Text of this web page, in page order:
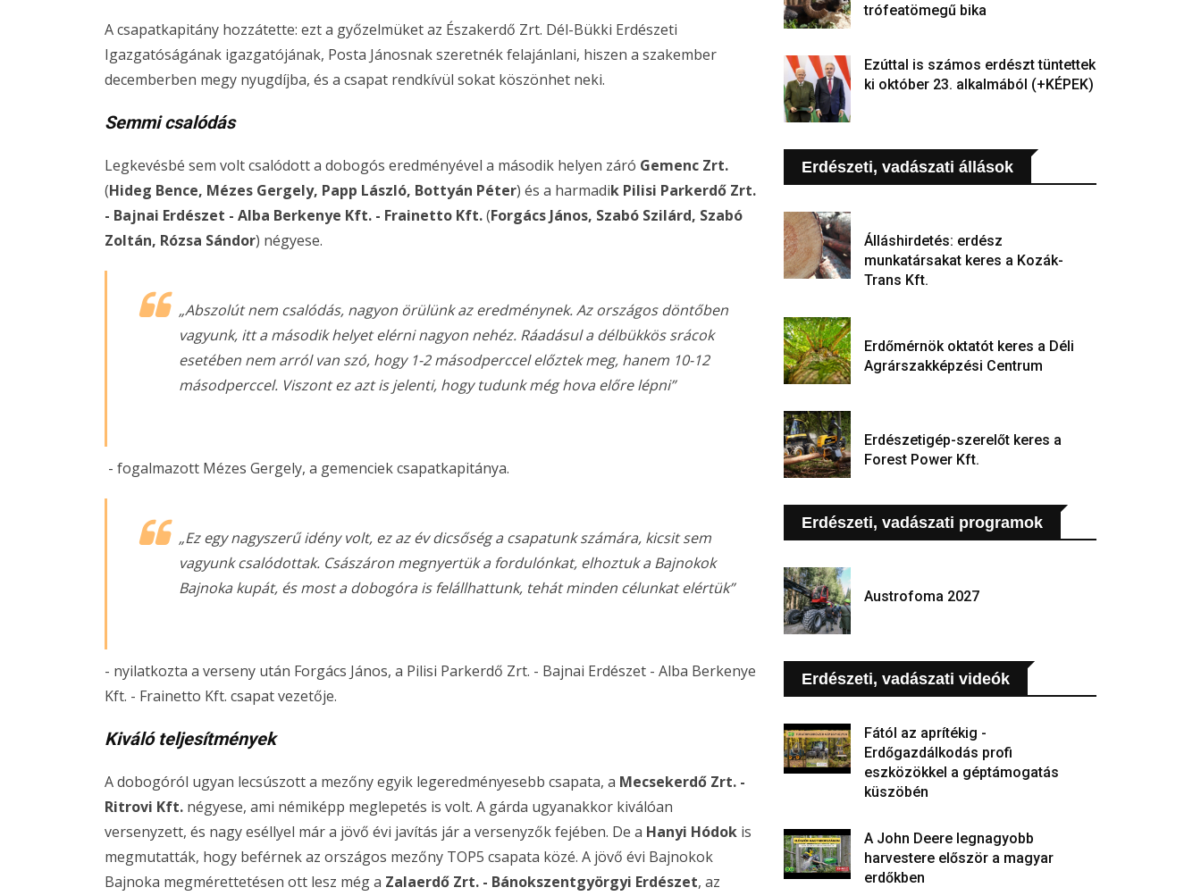
A csapatkapitány hozzátette: ezt a győzelmüket az Északerdő Zrt. Dél-Bükki Erdészeti
Igazgatóságának igazgatójának, Posta Jánosnak szeretnék felajánlani, hiszen a szakember
decemberben megy nyugdíjba, és a csapat rendkívül sokat köszönhet neki.
Semmi csalódás
Legkevésbé sem volt csalódott a dobogós eredményével a második helyen záró Gemenc Zrt.
(Hideg Bence, Mézes Gergely, Papp László, Bottyán Péter) és a harmadik Pilisi Parkerdő Zrt.
- Bajnai Erdészet - Alba Berkenye Kft. - Frainetto Kft.(Forgács János, Szabó Szilárd, Szabó
Zoltán, Rózsa Sándor) négyese.
„Abszolút nem csalódás, nagyon örülünk az eredménynek. Az országos döntőben
vagyunk, itt a második helyet elérni nagyon nehéz. Ráadásul a délbükkös srácok
esetében nem arról van szó, hogy 1-2 másodperccel előztek meg, hanem 10-12
másodperccel. Viszont ez azt is jelenti, hogy tudunk még hova előre lépni”
- fogalmazott Mézes Gergely, a gemenciek csapatkapitánya.
„Ez egy nagyszerű idény volt, ez az év dicsőség a csapatunk számára, kicsit sem
vagyunk csalódottak. Császáron megnyertük a fordulónkat, elhoztuk a Bajnokok
Bajnoka kupát, és most a dobogóra is felállhattunk, tehát minden célunkat elértük”
- nyilatkozta a verseny után Forgács János, a Pilisi Parkerdő Zrt. - Bajnai Erdészet - Alba Berkenye
Kft. - Frainetto Kft. csapat vezetője.
Kiváló teljesítmények
A dobogóról ugyan lecsúszott a mezőny egyik legeredményesebb csapata, a Mecsekerdő Zrt. -
Ritrovi Kft. négyese, ami némiképp meglepetés is volt. A gárda ugyanakkor kiválóan
versenyzett, és nagy eséllyel már a jövő évi javítás jár a versenyzők fejében. De a Hanyi Hódok is
megmutatták, hogy beférnek az országos mezőny TOP5 csapata közé. A jövő évi Bajnokok
Bajnoka megmérettetésen ott lesz még a Zalaerdő Zrt. - Bánokszentgyörgyi Erdészet, az
trófeatömegű bika
Ezúttal is számos erdészt tüntettek
ki október 23. alkalmából (+KÉPEK)
Erdészeti, vadászati állások
Álláshirdetés: erdész
munkatársakat keres a Kozák-
Trans Kft.
Erdőmérnök oktatót keres a Déli
Agrárszakképzési Centrum
Erdészetigép-szerelőt keres a
Forest Power Kft.
Erdészeti, vadászati programok
Austrofoma 2027
Erdészeti, vadászati videók
Fától az aprítékig -
Erdőgazdálkodás profi
eszközökkel a géptámogatás
küszöbén
A John Deere legnagyobb
harvestere először a magyar
erdőkben